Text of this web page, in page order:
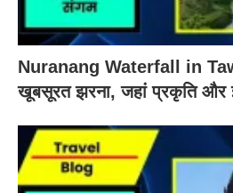
Nuranang Waterfall in
खूबसूरत झरना, जहां प्रकृति और